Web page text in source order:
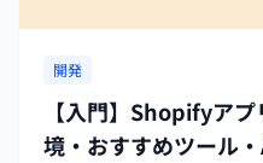
開発
【入門】Shopifyア
境・おすすめツール